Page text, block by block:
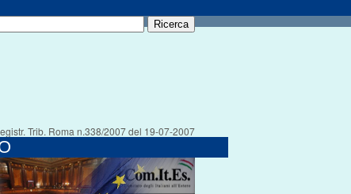
Trib. Roma n.338/2007 del 19-07-2007